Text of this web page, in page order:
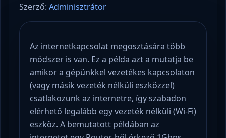
Szerző: Adminisztrátor
Az internetkapcsolat megosztására több
módszer is van. Ez a példa azt a mutatja be
amikor a gépünkkel vezetékes kapcsolaton
(vagy másik vezeték nélküli eszközzel)
csatlakozunk az internetre, így szabadon
elérhető legalább egy vezeték nélküli (Wi-Fi)
eszköz. A bemutatott példában az